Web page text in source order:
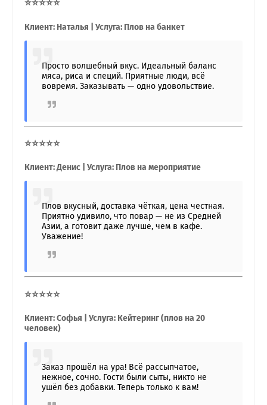
⭐⭐⭐⭐⭐
Клиент: Наталья | Услуга: Плов на банкет
Просто волшебный вкус. Идеальный баланс
мяса, риса и специй. Приятные люди, всё
вовремя. Заказывать — одно удовольствие.
⭐⭐⭐⭐⭐
Клиент: Денис | Услуга: Плов на мероприятие
Плов вкусный, доставка чёткая, цена честная.
Приятно удивило, что повар — не из Средней
Азии, а готовит даже лучше, чем в кафе.
Уважение!
⭐⭐⭐⭐⭐
Клиент: Софья | Услуга: Кейтеринг (плов на 20
человек)
Заказ прошёл на ура! Всё рассыпчатое,
нежное, сочно. Гости были сыты, никто не
ушёл без добавки. Теперь только к вам!